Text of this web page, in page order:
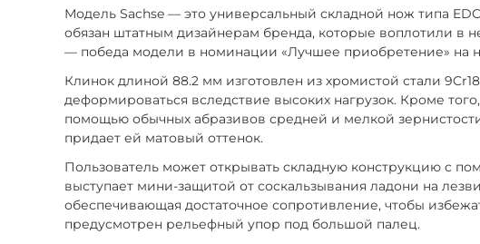
Модель Sachse — это универсальный складной нож типа
обязан штатным дизайнерам бренда, которые воплотили в
— победа модели в номинации «Лучшее приобретение» на
Клинок длиной 88.2 мм изготовлен из хромистой стали
деформироваться вследствие высоких нагрузок. Кроме
помощью обычных абразивов средней и мелкой
придает ей матовый оттенок.
Пользователь может открывать складную конструкцию с
выступает мини-защитой от соскальзывания ладони на
обеспечивающая достаточное сопротивление, чтобы
предусмотрен рельефный упор под большой палец.